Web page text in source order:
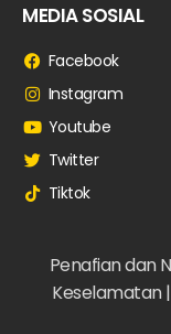
MEDIA SOSIAL
Facebook
Instagram
Youtube
Twitter
Tiktok
Penafian dan
Keselamatan |